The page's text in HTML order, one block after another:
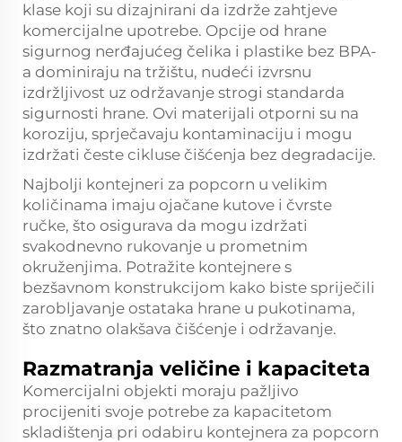
klase koji su dizajnirani da izdrže zahtjeve
komercijalne upotrebe. Opcije od hrane
sigurnog nerđajućeg čelika i plastike bez BPA-
a dominiraju na tržištu, nudeći izvrsnu
izdržljivost uz održavanje strogi standarda
sigurnosti hrane. Ovi materijali otporni su na
koroziju, sprječavaju kontaminaciju i mogu
izdržati česte cikluse čišćenja bez degradacije.
Najbolji kontejneri za popcorn u velikim
količinama imaju ojačane kutove i čvrste
ručke, što osigurava da mogu izdržati
svakodnevno rukovanje u prometnim
okruženjima. Potražite kontejnere s
bezšavnom konstrukcijom kako biste spriječili
zarobljavanje ostataka hrane u pukotinama,
što znatno olakšava čišćenje i održavanje.
Razmatranja veličine i kapaciteta
Komercijalni objekti moraju pažljivo
procijeniti svoje potrebe za kapacitetom
skladištenja pri odabiru kontejnera za popcorn